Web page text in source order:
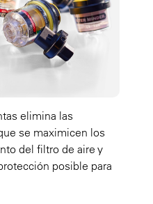
elimina las
se maximicen los
del filtro de aire y
posible para